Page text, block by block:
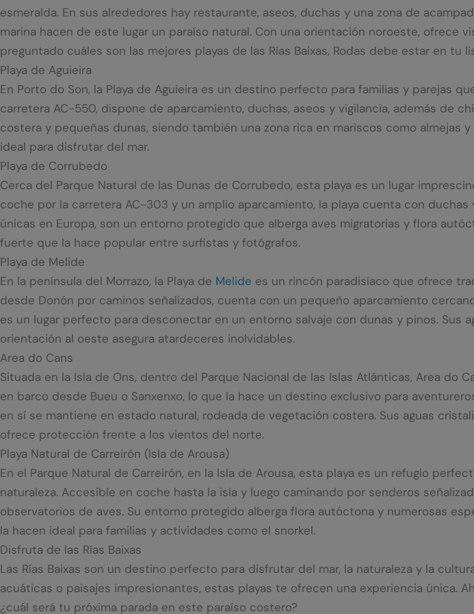
esmeralda. En sus alrededores hay restaurante, aseos, duchas y una zona de
marina hacen de este lugar un paraíso natural. Con una orientación noroeste, ofrece
preguntado cuáles son las mejores playas de las Rías Baixas, Rodas debe estar en tu
Playa de Aguieira
En Porto do Son, la Playa de Aguieira es un destino perfecto para familias y parejas
carretera AC-550, dispone de aparcamiento, duchas, aseos y vigilancia, además de
costera y pequeñas dunas, siendo también una zona rica en mariscos como almejas
ideal para disfrutar del mar.
Playa de Corrubedo
Cerca del Parque Natural de las Dunas de Corrubedo, esta playa es un lugar
coche por la carretera AC-303 y un amplio aparcamiento, la playa cuenta con
únicas en Europa, son un entorno protegido que alberga aves migratorias y flora
fuerte que la hace popular entre surfistas y fotógrafos.
Playa de Melide
En la península del Morrazo, la Playa de Melide es un rincón paradisíaco que ofrece
desde Donón por caminos señalizados, cuenta con un pequeño aparcamiento
es un lugar perfecto para desconectar en un entorno salvaje con dunas y pinos. Sus
orientación al oeste asegura atardeceres inolvidables.
Area do Cans
Situada en la Isla de Ons, dentro del Parque Nacional de las Islas Atlánticas, Area do
en barco desde Bueu o Sanxenxo, lo que la hace un destino exclusivo para
en sí se mantiene en estado natural, rodeada de vegetación costera. Sus aguas
ofrece protección frente a los vientos del norte.
Playa Natural de Carreirón (Isla de Arousa)
En el Parque Natural de Carreirón, en la Isla de Arousa, esta playa es un refugio
naturaleza. Accesible en coche hasta la isla y luego caminando por senderos
observatorios de aves. Su entorno protegido alberga flora autóctona y numerosas
la hacen ideal para familias y actividades como el snorkel.
Disfruta de las Rías Baixas
Las Rías Baixas son un destino perfecto para disfrutar del mar, la naturaleza y la
acuáticas o paisajes impresionantes, estas playas te ofrecen una experiencia única.
¿cuál será tu próxima parada en este paraíso costero?